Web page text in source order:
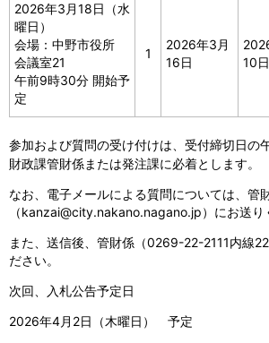
2026年3月18日（水
曜日）
会場：中野市役所
会議室21
午前9時30分 開始予
定
1
2026年3月
16日
10日
参加および質問の受け付けは、受付締切日の
財政課管財係または発注課に必着とします。
なお、電子メールによる質問については、管
（kanzai@city.nakano.nagano.jp）にお送り
また、送信後、管財係（0269-22-2111内線
ださい。
次回、入札公告予定日
2026年4月2日（木曜日） 予定